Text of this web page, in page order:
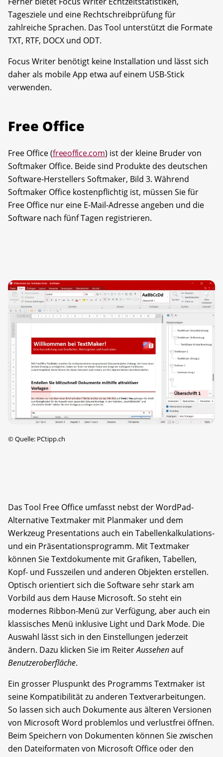
Tagesziele und eine Rechtschreibprüfung für
zahlreiche Sprachen. Das Tool unterstützt die Formate
TXT, RTF, DOCX und ODT.
Focus Writer benötigt keine Installation und lässt sich
daher als mobile App etwa auf einem USB-Stick
verwenden.
Free Office
Free Office (freeoffice.com) ist der kleine Bruder von
Softmaker Office. Beide sind Produkte des deutschen
Software-Herstellers Softmaker, Bild 3. Während
Softmaker Office kostenpflichtig ist, müssen Sie für
Free Office nur eine E-Mail-Adresse angeben und die
Software nach fünf Tagen registrieren.
©Quelle: PCtipp.ch
Das Tool Free Office umfasst nebst der WordPad-
Alternative Textmaker mit Planmaker und dem
Werkzeug Presentations auch ein Tabellenkalkulations-
und ein Präsentationsprogramm. Mit Textmaker
können Sie Textdokumente mit Grafiken, Tabellen,
Kopf- und Fusszeilen und anderen Objekten erstellen.
Optisch orientiert sich die Software sehr stark am
Vorbild aus dem Hause Microsoft. So steht ein
modernes Ribbon-Menü zur Verfügung, aber auch ein
klassisches Menü inklusive Light und Dark Mode. Die
Auswahl lässt sich in den Einstellungen jederzeit
ändern. Dazu klicken Sie im ReiterAussehenauf
Benutzeroberfläche.
Ein grosser Pluspunkt des Programms Textmaker ist
seine Kompatibilität zu anderen Textverarbeitungen.
So lassen sich auch Dokumente aus älteren Versionen
von Microsoft Word problemlos und verlustfrei öffnen.
Beim Speichern von Dokumenten können Sie zwischen
den Dateiformaten von Microsoft Office oder den